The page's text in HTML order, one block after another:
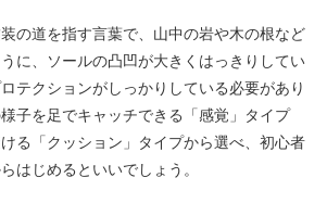
の道を指す言葉で、山中の岩や木の根など
に、ソールの凸凹が大きくはっきりしてい
テクションがしっかりしている必要があり
子を足でキャッチできる「感覚」タイプ
る「クッション」タイプから選べ、初心者
はじめるといいでしょう。